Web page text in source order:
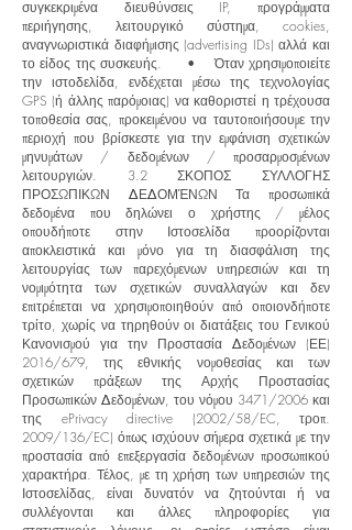
συγκεκριμένα διευθύνσεις IP, προγράμματα
περιήγησης, λειτουργικό σύστημα, cookies,
αναγνωριστικά διαφήμισης (advertising IDs) αλλά και
το είδος της συσκευής. • Όταν χρησιμοποιείτε
την ιστοδελίδα, ενδέχεται μέσω της τεχνολογίας
GPS (ή άλλης παρόμοιας) να καθοριστεί η τρέχουσα
τοποθεσία σας, προκειμένου να ταυτοποιήσουμε την
περιοχή που βρίσκεστε για την εμφάνιση σχετικών
μηνυμάτων / δεδομένων / προσαρμοσμένων
λειτουργιών. 3.2 ΣΚΟΠΟΣ ΣΥΛΛΟΓΗΣ
ΠΡΟΣΩΠΙΚΩΝ ΔΕΔΟΜΈΝΩΝ Τα προσωπικά
δεδομένα που δηλώνει ο χρήστης / μέλος
οπουδήποτε στην Ιστοσελίδα προορίζονται
αποκλειστικά και μόνο για τη διασφάλιση της
λειτουργίας των παρεχόμενων υπηρεσιών και τη
νομιμότητα των σχετικών συναλλαγών και δεν
επιτρέπεται να χρησιμοποιηθούν από οποιονδήποτε
τρίτο, χωρίς να τηρηθούν οι διατάξεις του Γενικού
Κανονισμού για την Προστασία Δεδομένων (ΕΕ)
2016/679, της εθνικής νομοθεσίας και των
σχετικών πράξεων της Αρχής Προστασίας
Προσωπικών Δεδομένων, του νόμου 3471/2006 και
της ePrivacy directive (2002/58/EC, τροπ.
2009/136/EC) όπως ισχύουν σήμερα σχετικά με την
προστασία από επεξεργασία δεδομένων προσωπικού
χαρακτήρα. Τέλος, με τη χρήση των υπηρεσιών της
Ιστοσελίδας, είναι δυνατόν να ζητούνται ή να
συλλέγονται και άλλες πληροφορίες για